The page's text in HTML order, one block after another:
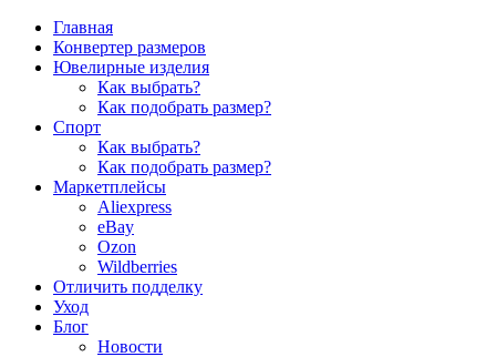
Главная
Конвертер размеров
Ювелирные изделия
Как выбрать?
Как подобрать размер?
Спорт
Как выбрать?
Как подобрать размер?
Маркетплейсы
Aliexpress
eBay
Ozon
Wildberries
Отличить подделку
Уход
Блог
Новости